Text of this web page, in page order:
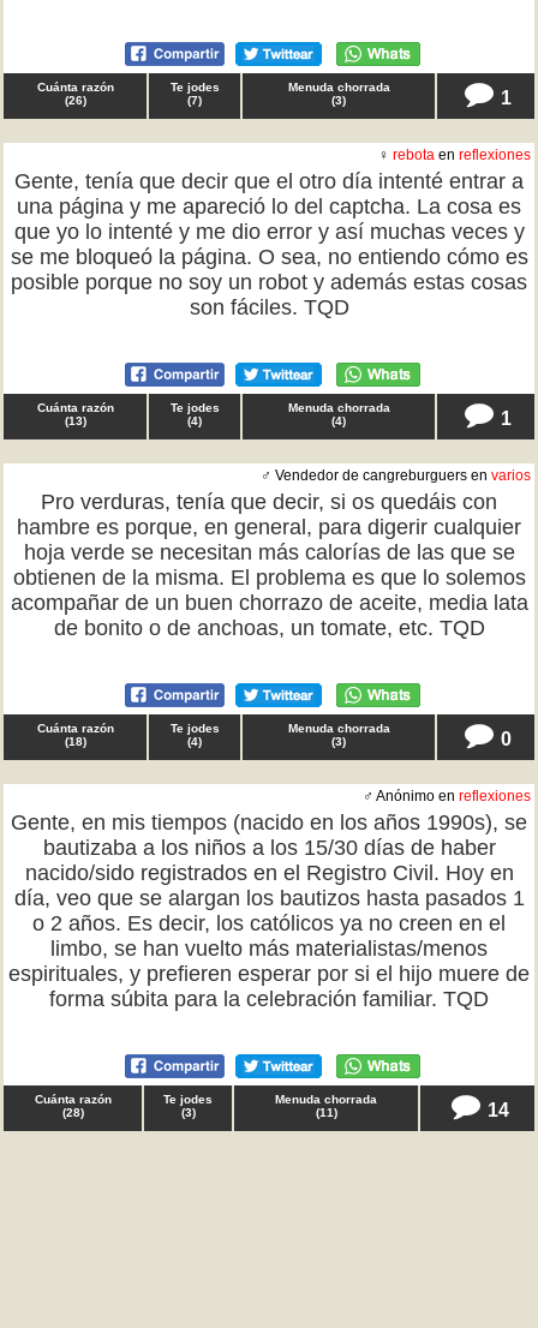
Cuánta razón
(26)
Te jodes
(7)
Menuda chorrada
(3) 1
♀ rebota en reflexiones
Gente, tenía que decir que el otro día intenté entrar a
una página y me apareció lo del captcha. La cosa es
que yo lo intenté y me dio error y así muchas veces y
se me bloqueó la página. O sea, no entiendo cómo es
posible porque no soy un robot y además estas cosas
son fáciles. TQD
Cuánta razón
(13)
Te jodes
(4)
Menuda chorrada
(4) 1
♂ Vendedor de cangreburguers en varios
Pro verduras, tenía que decir, si os quedáis con
hambre es porque, en general, para digerir cualquier
hoja verde se necesitan más calorías de las que se
obtienen de la misma. El problema es que lo solemos
acompañar de un buen chorrazo de aceite, media lata
de bonito o de anchoas, un tomate, etc. TQD
Cuánta razón
(18)
Te jodes
(4)
Menuda chorrada
(3) 0
♂ Anónimo en reflexiones
Gente, en mis tiempos (nacido en los años 1990s), se
bautizaba a los niños a los 15/30 días de haber
nacido/sido registrados en el Registro Civil. Hoy en
día, veo que se alargan los bautizos hasta pasados 1
o 2 años. Es decir, los católicos ya no creen en el
limbo, se han vuelto más materialistas/menos
espirituales, y prefieren esperar por si el hijo muere de
forma súbita para la celebración familiar. TQD
Cuánta razón
(28)
Te jodes
(3)
Menuda chorrada
(11) 14